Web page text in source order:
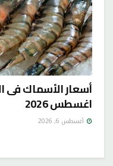
اغسطس 2026
أغسطس 6, 2026